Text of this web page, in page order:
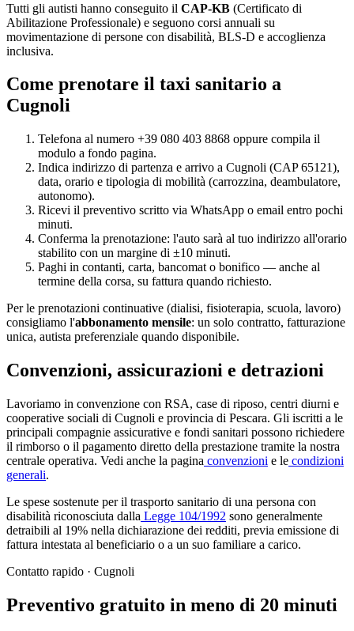
Tutti gli autisti hanno conseguito il CAP-KB (Certificato di
Abilitazione Professionale) e seguono corsi annuali su
movimentazione di persone con disabilità, BLS-D e accoglienza
inclusiva.
Come prenotare il taxi sanitario a
Cugnoli
Telefona al numero +39 080 403 8868 oppure compila il
modulo a fondo pagina.
Indica indirizzo di partenza e arrivo a Cugnoli (CAP65121),
data, orario e tipologia di mobilità (carrozzina, deambulatore,
autonomo).
Ricevi il preventivo scritto via WhatsApp o email entro pochi
minuti.
Conferma la prenotazione: l'auto sarà al tuo indirizzo all'orario
stabilito con un margine di ±10 minuti.
Paghi in contanti, carta, bancomat o bonifico — anche al
termine della corsa, su fattura quando richiesto.
Per le prenotazioni continuative (dialisi, fisioterapia, scuola, lavoro)
consigliamo l'abbonamento mensile: un solo contratto, fatturazione
unica, autista preferenziale quando disponibile.
Convenzioni, assicurazioni e detrazioni
Lavoriamo in convenzione con RSA, case di riposo, centri diurni e
cooperative sociali di Cugnoli e provincia di Pescara. Gli iscritti a le
principali compagnie assicurative e fondi sanitari possono richiedere
il rimborso o il pagamento diretto della prestazione tramite la nostra
centrale operativa. Vedi anche la pagina convenzioni e le condizioni
generali.
Le spese sostenute per il trasporto sanitario di una persona con
disabilità riconosciuta dalla Legge 104/1992 sono generalmente
detraibili al 19% nella dichiarazione dei redditi, previa emissione di
fattura intestata al beneficiario o a un suo familiare a carico.
Contatto rapido · Cugnoli
Preventivo gratuito in meno di 20 minuti